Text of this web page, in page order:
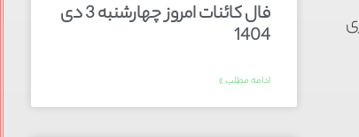
فال کائنات امروز چهارشنبه 3 دی
1404
ادامه مطلب »